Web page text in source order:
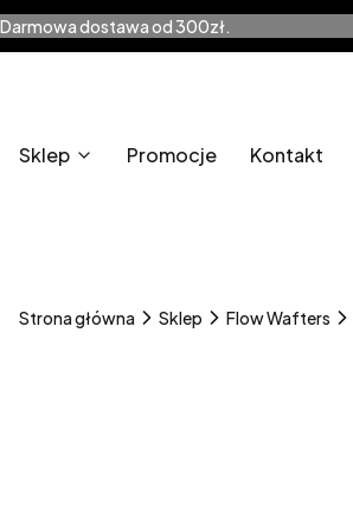
Darmowa dostawa od 300zł.
Sklep Promocje Kontakt
Strona główna Sklep Flow Wafters